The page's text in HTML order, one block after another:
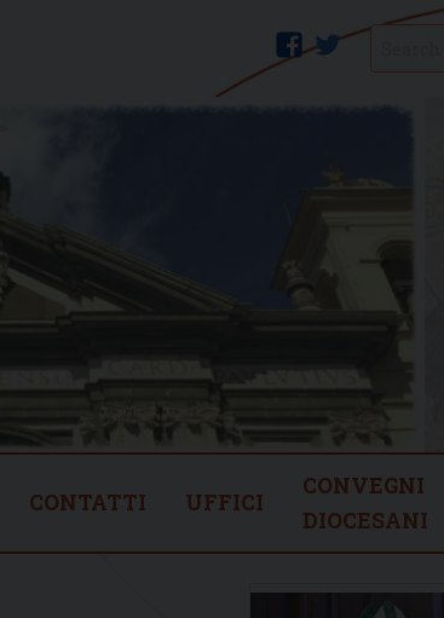
twitter
facebook
CONTATTI UFFICI
CONVEGNI
DIOCESANI